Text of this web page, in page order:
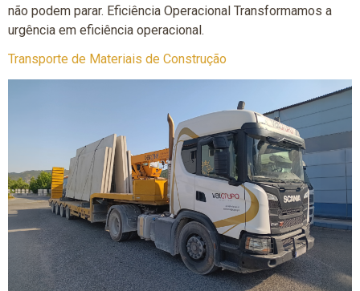
não podem parar. Eficiência Operacional Transformamos a
urgência em eficiência operacional.
Transporte de Materiais de Construção